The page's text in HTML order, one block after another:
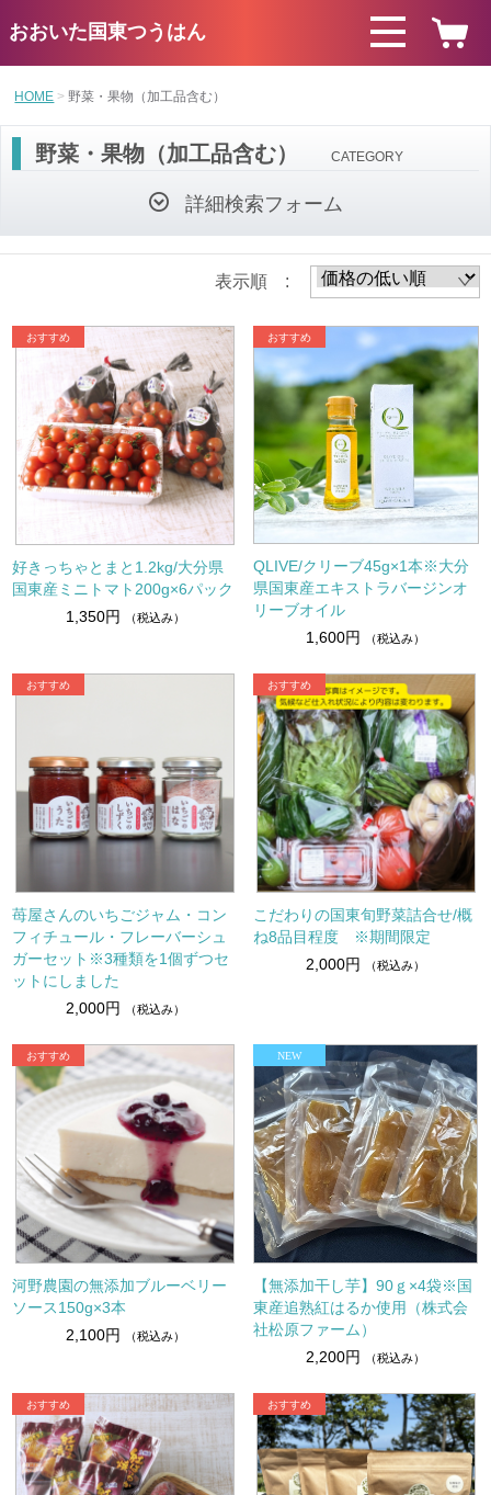
おおいた国東つうはん
HOME 野菜・果物（加工品含む）
野菜・果物（加工品含む） CATEGORY
詳細検索フォーム
表示順 :
好きっちゃとまと1.2kg/大分県
国東産ミニトマト200g×6パック
1,350円
（税込み）
QLIVE/クリーブ45g×1本※大分
県国東産エキストラバージンオ
リーブオイル
1,600円
（税込み）
苺屋さんのいちごジャム・コン
フィチュール・フレーバーシュ
ガーセット※3種類を1個ずつセ
ットにしました
2,000円
（税込み）
こだわりの国東旬野菜詰合せ/概
ね8品目程度 ※期間限定
2,000円
（税込み）
河野農園の無添加ブルーベリー
ソース150g×3本
2,100円
（税込み）
【無添加干し芋】90ｇ×4袋※国
東産追熟紅はるか使用（株式会
社松原ファーム）
2,200円
（税込み）